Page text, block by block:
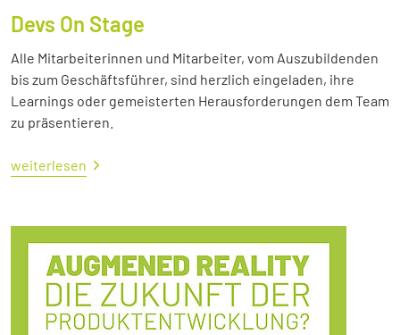
Devs On Stage
Alle Mitarbeiterinnen und Mitarbeiter, vom Auszubildenden
bis zum Geschäftsführer, sind herzlich eingeladen, ihre
Learnings oder gemeisterten Herausforderungen dem Team
zu präsentieren.
weiterlesen